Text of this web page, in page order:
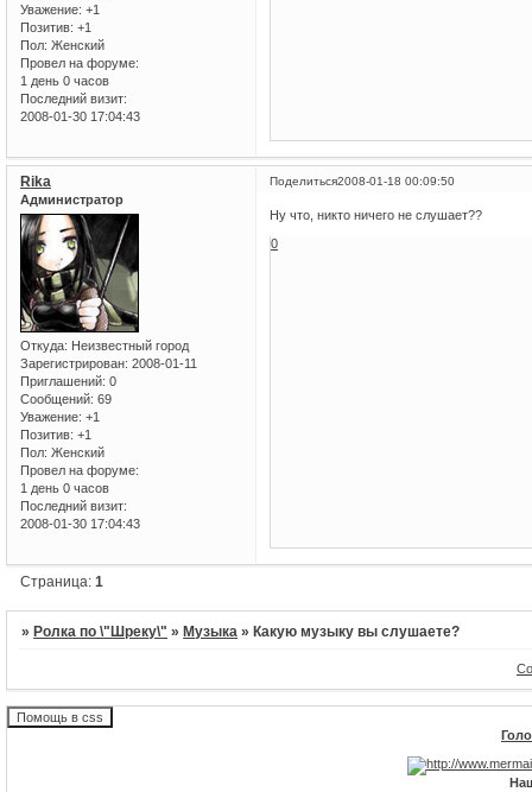
Уважение: +1
Позитив: +1
Пол: Женский
Провел на форуме:
1 день 0 часов
Последний визит:
2008-01-30 17:04:43
Поделиться2008-01-18 00:09:50
Rika
Администратор
Откуда: Неизвестный город
Зарегистрирован: 2008-01-11
Приглашений: 0
Сообщений: 69
Уважение: +1
Позитив: +1
Пол: Женский
Провел на форуме:
1 день 0 часов
Последний визит:
2008-01-30 17:04:43
Ну что, никто ничего не слушает??
0
Страница:1
»Ролка по \"Шреку\" »Музыка »Какую музыку вы слушаете?